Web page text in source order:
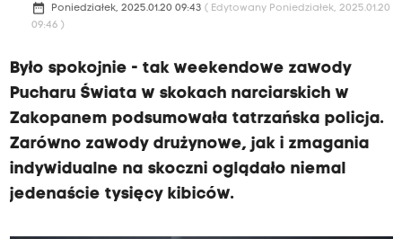
date_range Poniedziałek, 2025.01.20 09:43 ( Edytowany Poniedziałek, 2025.01.20
09:46 )
Było spokojnie - tak weekendowe zawody
Pucharu Świata w skokach narciarskich w
Zakopanem podsumowała tatrzańska policja.
Zarówno zawody drużynowe, jak i zmagania
indywidualne na skoczni oglądało niemal
jedenaście tysięcy kibiców.